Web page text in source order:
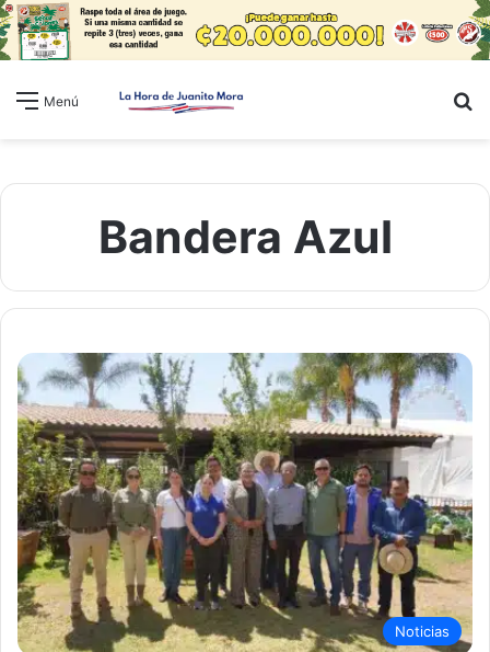
Menú
Bandera Azul
Noticias